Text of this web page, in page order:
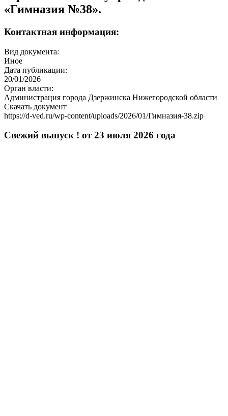
«Гимназия №38».
Контактная информация:
Вид документа:
Иное
Дата публикации:
20/01/2026
Орган власти:
Администрация города Дзержинска Нижегородской области
Скачать документ
https://d-ved.ru/wp-content/uploads/2026/01/Гимназия-38.zip
Свежий выпуск ! от 23 июля 2026 года